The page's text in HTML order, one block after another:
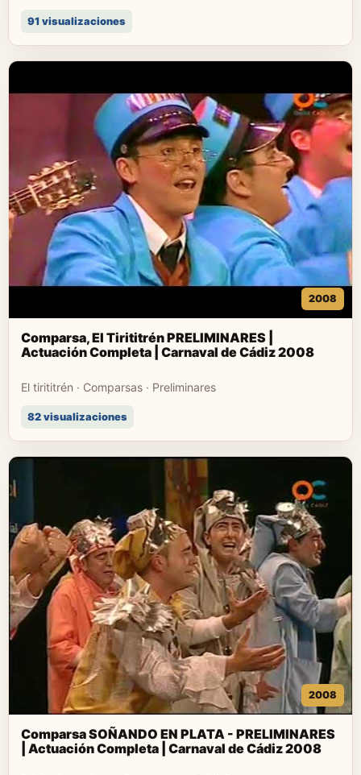
91 visualizaciones
2008
Comparsa, El Tirititrén PRELIMINARES |
Actuación Completa | Carnaval de Cádiz 2008
El tirititrén · Comparsas · Preliminares
82 visualizaciones
2008
Comparsa SOÑANDO EN PLATA - PRELIMINARES
| Actuación Completa | Carnaval de Cádiz 2008